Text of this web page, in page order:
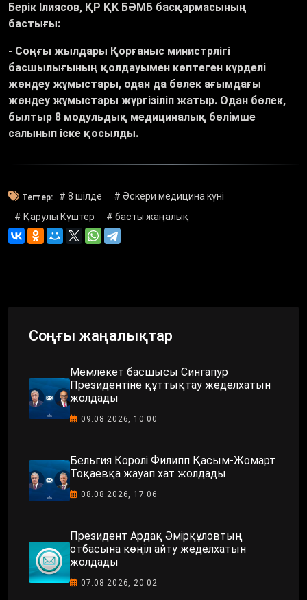
Берік Ілиясов, ҚР ҚК БӘМБ басқармасының
бастығы:
- Соңғы жылдары Қорғаныс министрлігі
басшылығының қолдауымен көптеген күрделі
жөндеу жұмыстары, одан да бөлек ағымдағы
жөндеу жұмыстары жүргізіліп жатыр. Одан бөлек,
былтыр 8 модульдық медициналық бөлімше
салынып іске қосылды.
Тегтер: # 8 шілде
# Әскери медицина күні
# Қарулы Күштер
# басты жаңалық
Соңғы жаңалықтар
Мемлекет басшысы Сингапур
Президентіне құттықтау жеделхатын
жолдады
09.08.2026, 10:00
Бельгия Королі Филипп Қасым-Жомарт
Тоқаевқа жауап хат жолдады
08.08.2026, 17:06
Президент Ардақ Әмірқұловтың
отбасына көңіл айту жеделхатын
жолдады
07.08.2026, 20:02